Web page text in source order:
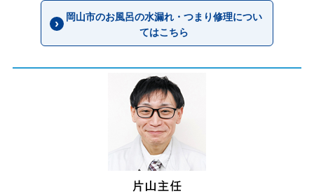
岡山市のお風呂の水漏れ・つまり修理につい
てはこちら